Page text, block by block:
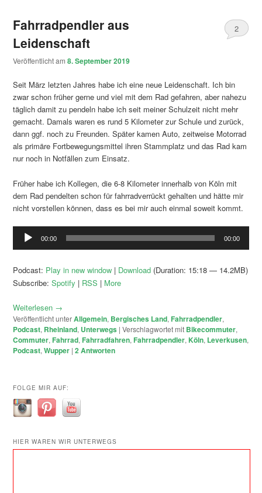
Fahrradpendler aus
Leidenschaft
Veröffentlicht am8. September 2019
2
Seit März letzten Jahres habe ich eine neue Leidenschaft. Ich bin
zwar schon früher gerne und viel mit dem Rad gefahren, aber nahezu
täglich damit zu pendeln habe ich seit meiner Schulzeit nicht mehr
gemacht. Damals waren es rund 5 Kilometer zur Schule und zurück,
dann ggf. noch zu Freunden. Später kamen Auto, zeitweise Motorrad
als primäre Fortbewegungsmittel ihren Stammplatz und das Rad kam
nur noch in Notfällen zum Einsatz.
Früher habe ich Kollegen, die 6-8 Kilometer innerhalb von Köln mit
dem Rad pendelten schon für fahrradverrückt gehalten und hätte mir
nicht vorstellen können, dass es bei mir auch einmal soweit kommt.
Audio-
Player
00:00 00:00
Podcast: Play in new window | Download (Duration: 15:18 — 14.2MB)
Subscribe:Spotify | RSS | More
Weiterlesen →
Veröffentlicht unterAllgemein, Bergisches Land,Fahrradpendler,
Podcast, Rheinland, Unterwegs |Verschlagwortet mit Bikecommuter,
Commuter,Fahrrad,Fahrradfahren,Fahrradpendler,Köln, Leverkusen,
Podcast,Wupper |2Antworten
FOLGE MIR AUF:
HIER WAREN WIR UNTERWEGS